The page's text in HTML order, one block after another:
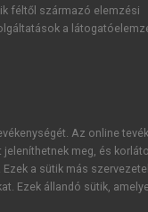
alapuló
oximot (
Tc-
gamma-
– a lokális agyi
féltől származó elemzési
a
Az online
meg, és
a sütik más
Ezek állandó sütik,